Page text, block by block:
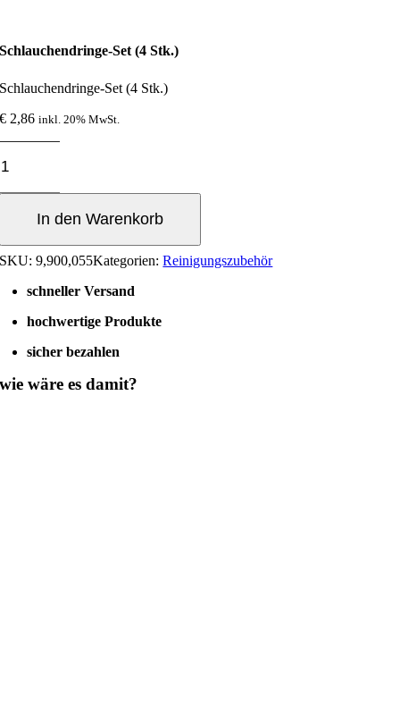
Schlauchendringe-Set (4 Stk.)
Schlauchendringe-Set (4 Stk.)
€ 2,86 inkl. 20% MwSt.
In den Warenkorb
SKU:9,900,055Kategorien:Reinigungszubehör
schneller Versand
hochwertige Produkte
sicher bezahlen
wie wäre es damit?